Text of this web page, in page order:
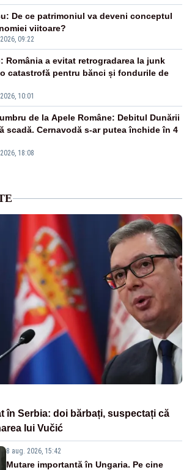
09:22
De ce patrimoniul va deveni conceptul
viitoare?
10:01
România a evitat retrogradarea la junk
catastrofă pentru bănci și fondurile de
18:08
de la Apele Române: Debitul Dunării
scadă. Cernavodă s-ar putea închide în 4
în Serbia: doi bărbați, suspectați că
lui Vučić
8 aug. 2026, 15:42
Mutare importantă în Ungaria. Pe cine